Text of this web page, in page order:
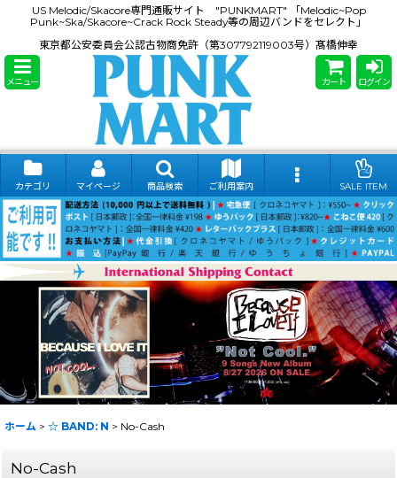
US Melodic/Skacore専門通販サイト "PUNKMART" 「Melodic~Pop
Punk~Ska/Skacore~Crack Rock Steady等の周辺バンドをセレクト」
東京都公安委員会公認古物商免許（第307792119003号）髙橋伸幸
メニュー カート ログイン
カテゴリ マイページ 商品検索 ご利用案内 SALE ITEM
ホーム > ☆ BAND: N > No-Cash
No-Cash